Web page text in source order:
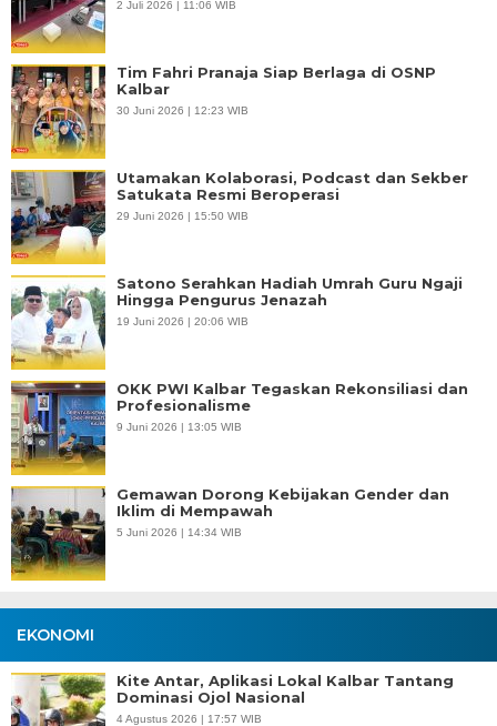
2 Juli 2026 | 11:06 WIB
Tim Fahri Pranaja Siap Berlaga di OSNP
Kalbar
30 Juni 2026 | 12:23 WIB
Utamakan Kolaborasi, Podcast dan Sekber
Satukata Resmi Beroperasi
29 Juni 2026 | 15:50 WIB
Satono Serahkan Hadiah Umrah Guru Ngaji
Hingga Pengurus Jenazah
19 Juni 2026 | 20:06 WIB
OKK PWI Kalbar Tegaskan Rekonsiliasi dan
Profesionalisme
9 Juni 2026 | 13:05 WIB
Gemawan Dorong Kebijakan Gender dan
Iklim di Mempawah
5 Juni 2026 | 14:34 WIB
EKONOMI
Kite Antar, Aplikasi Lokal Kalbar Tantang
Dominasi Ojol Nasional
4 Agustus 2026 | 17:57 WIB